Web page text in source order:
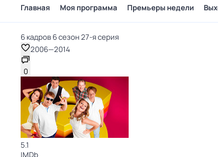
Главная Моя программа Премьеры недели
6 кадров 6 сезон 27-я серия
2006—2014
0
5.1
IMDb